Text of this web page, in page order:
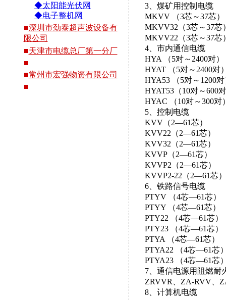
◆太阳能光伏网
◆电子整机网
■深圳市劲泰超声波设备有
限公司
■天津市电缆总厂第一分厂
■
■常州市宏强物资有限公司
■
3、煤矿用控制电缆
MKVV （3芯～37芯）
MKVV32（3芯～37芯
MKVV22（3芯～37芯
4、市内通信电缆
HYA （5对～2400对）
HYAT （5对～2400对
HYA53 （5对～1200对
HYAT53（10对～600
HYAC （10对～300对
5、控制电缆
KVV（2—61芯）
KVV22（2—61芯）
KVV32（2—61芯）
KVVP（2—61芯）
KVVP2（2—61芯）
KVVP2-22（2—61芯）
6、铁路信号电缆
PTYV （4芯—61芯）
PTYY （4芯—61芯）
PTY22 （4芯—61芯）
PTY23 （4芯—61芯）
PTYA （4芯—61芯）
PTYA22 （4芯—61芯
PTYA23 （4芯—61芯
7、通信电源用阻燃耐
ZRVVR、ZA-RVV、
8、计算机电缆